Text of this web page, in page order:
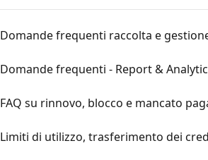
Domande frequenti raccolta e
Domande frequenti - Report &
FAQ su rinnovo, blocco e mancato
Limiti di utilizzo, trasferimento dei